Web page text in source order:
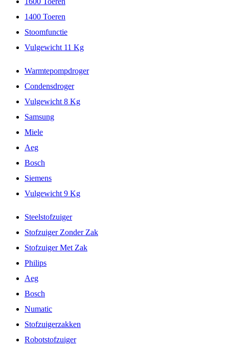
1400 Toeren
Stoomfunctie
Vulgewicht 11 Kg
Warmtepompdroger
Condensdroger
Vulgewicht 8 Kg
Samsung
Miele
Aeg
Bosch
Siemens
Vulgewicht 9 Kg
Steelstofzuiger
Stofzuiger Zonder Zak
Stofzuiger Met Zak
Philips
Aeg
Bosch
Numatic
Stofzuigerzakken
Robotstofzuiger